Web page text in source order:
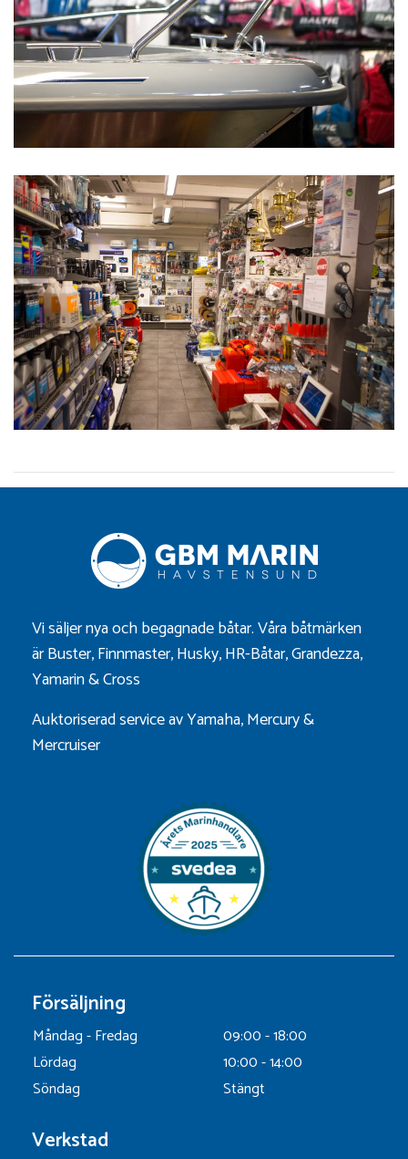
Vi säljer nya och begagnade båtar. Våra båtmärken
ärBuster,Finnmaster,Husky,HR-Båtar,Grandezza,
Yamarin&Cross
Auktoriserad service av Yamaha, Mercury &
Mercruiser
Försäljning
Måndag - Fredag
09:00 - 18:00
Lördag
10:00 - 14:00
Söndag
Stängt
Verkstad